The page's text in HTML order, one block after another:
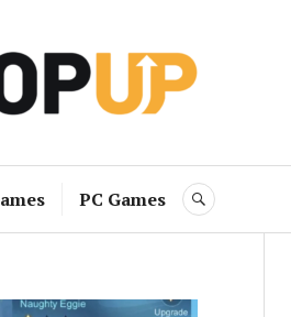
Topup Blog
PC Games SEARCH